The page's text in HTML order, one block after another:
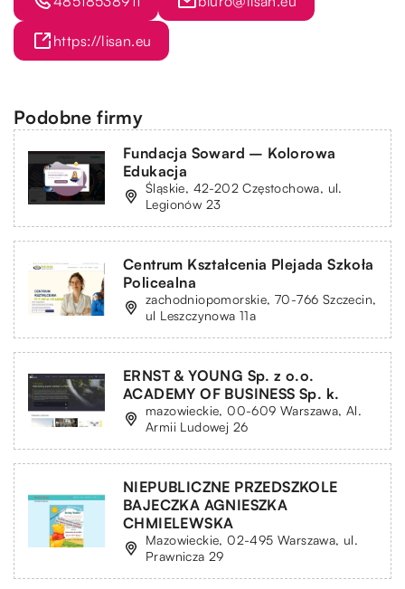
https://lisan.eu
Podobne firmy
Fundacja Soward – Kolorowa
Edukacja
Śląskie, 42-202 Częstochowa, ul.
Legionów 23
Centrum Kształcenia Plejada Szkoła
Policealna
zachodniopomorskie, 70-766 Szczecin,
ul Leszczynowa 11a
ERNST & YOUNG Sp. z o.o.
ACADEMY OF BUSINESS Sp. k.
mazowieckie, 00-609 Warszawa, Al.
Armii Ludowej 26
NIEPUBLICZNE PRZEDSZKOLE
BAJECZKA AGNIESZKA
CHMIELEWSKA
Mazowieckie, 02-495 Warszawa, ul.
Prawnicza 29